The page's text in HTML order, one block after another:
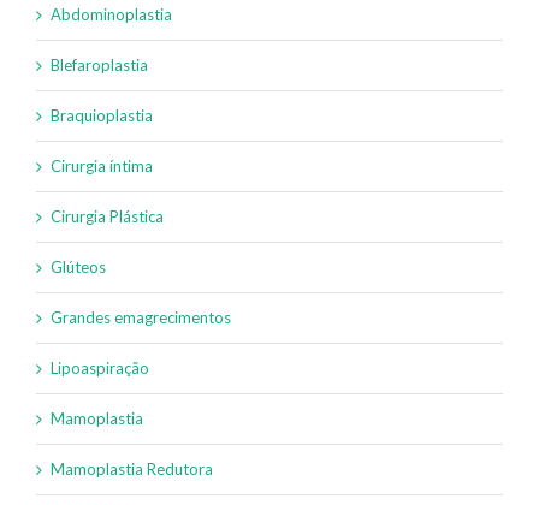
Abdominoplastia
Blefaroplastia
Braquioplastia
Cirurgia íntima
Cirurgia Plástica
Glúteos
Grandes emagrecimentos
Lipoaspiração
Mamoplastia
Mamoplastia Redutora